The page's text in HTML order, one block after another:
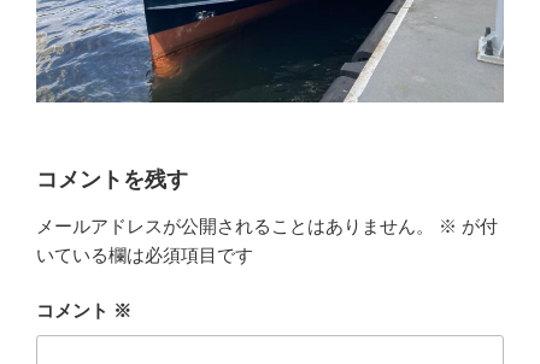
コメントを残す
メールアドレスが公開されることはありません。 ※ が付
いている欄は必須項目です
コメント ※